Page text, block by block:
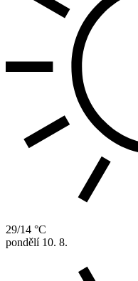
29/14 °C
pondělí 10. 8.